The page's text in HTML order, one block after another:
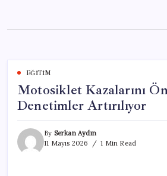
content
EĞITIM
Motosiklet Kazalarını
Denetimler Artırılıyor
By Serkan Aydın
11 Mayıs 2026
1 Min Read